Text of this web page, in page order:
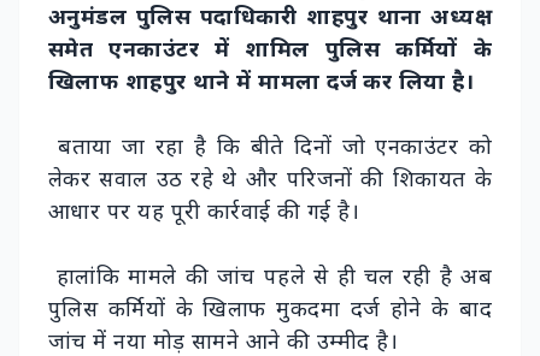
अनुमंडल पुलिस पदाधिकारी शाहपुर थाना अध्यक्ष
समेत एनकाउंटर में शामिल पुलिस कर्मियों के
खिलाफ शाहपुर थाने में मामला दर्ज कर लिया है।
बताया जा रहा है कि बीते दिनों जो एनकाउंटर को
लेकर सवाल उठ रहे थे और परिजनों की शिकायत के
आधार पर यह पूरी कार्रवाई की गई है।
हालांकि मामले की जांच पहले से ही चल रही है अब
पुलिस कर्मियों के खिलाफ मुकदमा दर्ज होने के बाद
जांच में नया मोड़ सामने आने की उम्मीद है।